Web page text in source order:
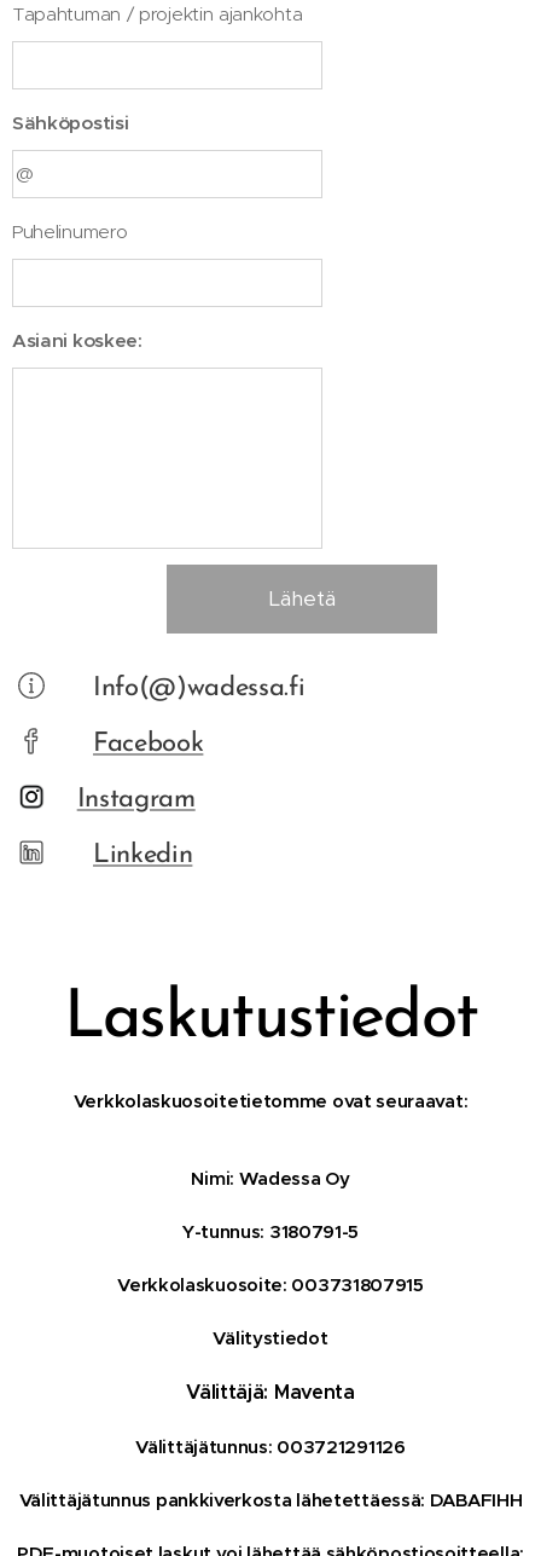
Tapahtuman / projektin ajankohta
Sähköpostisi
Puhelinumero
Asiani koskee:
Lähetä
Info(@)wadessa.fi
Facebook
Instagram
Linkedin
Laskutustiedot
Verkkolaskuosoitetietomme ovat seuraavat:
Nimi: Wadessa Oy
Y-tunnus: 3180791-5
Verkkolaskuosoite: 003731807915
Välitystiedot
Välittäjä: Maventa
Välittäjätunnus: 003721291126
Välittäjätunnus pankkiverkosta lähetettäessä: DABAFIHH